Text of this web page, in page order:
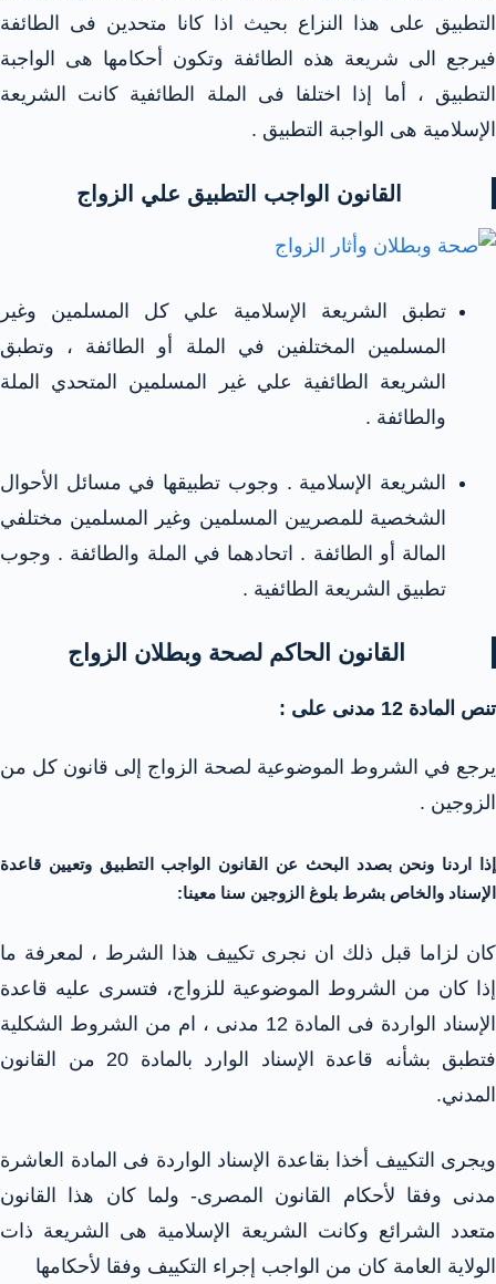
التطبيق على هذا النزاع بحيث اذا كانا متحدين فى الطائفة
فيرجع الى شريعة هذه الطائفة وتكون أحكامها هى الواجبة
التطبيق ، أما إذا اختلفا فى الملة الطائفية كانت الشريعة
الإسلامية هى الواجبة التطبيق .
القانون الواجب التطبيق علي الزواج
تطبق الشريعة الإسلامية علي كل المسلمين وغير
المسلمين المختلفين في الملة أو الطائفة ، وتطبق
الشريعة الطائفية علي غير المسلمين المتحدي الملة
والطائفة .
الشريعة الإسلامية . وجوب تطبيقها في مسائل الأحوال
الشخصية للمصريين المسلمين وغير المسلمين مختلفي
المالة أو الطائفة . اتحادهما في الملة والطائفة . وجوب
تطبيق الشريعة الطائفية .
القانون الحاكم لصحة وبطلان الزواج
تنص المادة 12 مدنى على :
يرجع في الشروط الموضوعية لصحة الزواج إلى قانون كل من
الزوجين .
إذا اردنا ونحن بصدد البحث عن القانون الواجب التطبيق وتعيين قاعدة
الإسناد والخاص بشرط بلوغ الزوجين سنا معينا:
كان لزاما قبل ذلك ان نجرى تكييف هذا الشرط ، لمعرفة ما
إذا كان من الشروط الموضوعية للزواج، فتسرى عليه قاعدة
الإسناد الواردة فى المادة 12 مدنى ، ام من الشروط الشكلية
فتطبق بشأنه قاعدة الإسناد الوارد بالمادة 20 من القانون
المدني.
ويجرى التكييف أخذا بقاعدة الإسناد الواردة فى المادة العاشرة
مدنى وفقا لأحكام القانون المصرى- ولما كان هذا القانون
متعدد الشرائع وكانت الشريعة الإسلامية هى الشريعة ذات
الولاية العامة كان من الواجب إجراء التكييف وفقا لأحكامها